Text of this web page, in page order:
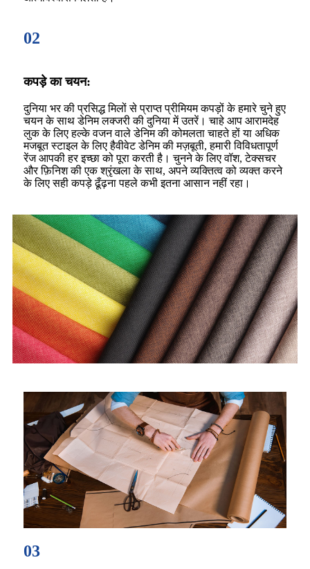
02
कपड़े का चयन:
दुनिया भर की प्रसिद्ध मिलों से प्राप्त प्रीमियम कपड़ों के हमारे चुने हुए
चयन के साथ डेनिम लक्जरी की दुनिया में उतरें। चाहे आप आरामदेह
लुक के लिए हल्के वजन वाले डेनिम की कोमलता चाहते हों या अधिक
मजबूत स्टाइल के लिए हैवीवेट डेनिम की मज़बूती, हमारी विविधतापूर्ण
रेंज आपकी हर इच्छा को पूरा करती है। चुनने के लिए वॉश, टेक्सचर
और फ़िनिश की एक श्रृंखला के साथ, अपने व्यक्तित्व को व्यक्त करने
के लिए सही कपड़े ढूँढ़ना पहले कभी इतना आसान नहीं रहा।
03